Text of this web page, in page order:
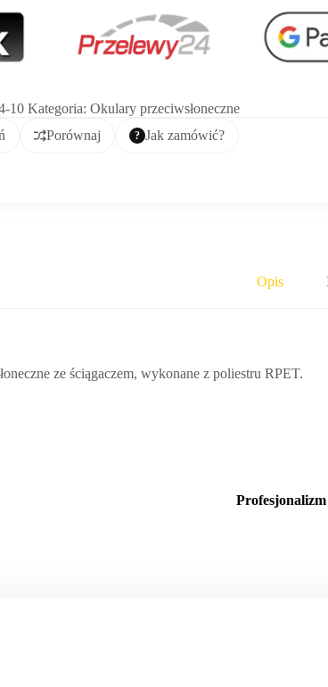
10 Kategoria: Okulary przeciwsłoneczne
Porównaj Jak zamówić?
Opis
ze ściągaczem, wykonane z poliestru RPET.